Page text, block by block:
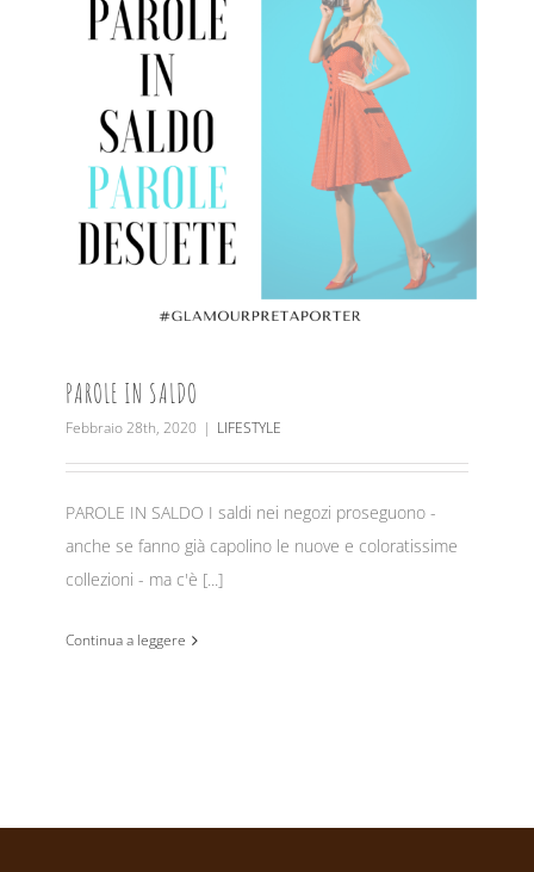
PAROLE IN SALDO
Febbraio 28th, 2020 | LIFESTYLE
PAROLE IN SALDO I saldi nei negozi proseguono -
anche se fanno già capolino le nuove e coloratissime
collezioni - ma c'è [...]
Continua a leggere